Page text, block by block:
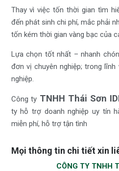
Thay vì việc tốn thời gian tìm
đến phát sinh chi phí, mắc phải
tốn kém thời gian vàng bạc của
Lựa chọn tốt nhất – nhanh
đơn vị chuyên nghiệp; trong
nghiệp.
Công tyTNHH Thái Sơn
ty hỗ trợ doanh nghiệp uy tín
miễn phí, hỗ trợ tận tình
Mọi thông tin chi tiết xin
CÔNG TY TNHH